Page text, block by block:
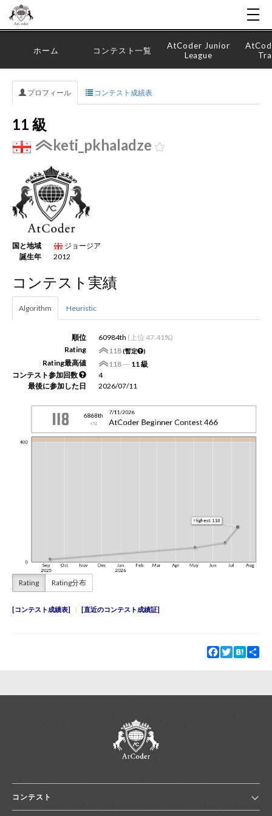
JP EN
ホーム コンテスト一覧
AtCoder Junior
League
プロフィール コンテスト成績表
11 級
keti_pkhaladze
国と地域
ジョージア
誕生年
2012
コンテスト実績
Algorithm Heuristic
順位 60984th (上位 47.41%)
Rating
118(暫定 )
Rating最高値 118― 11 級
コンテスト参加回数
4
最後に参加した日
2026/07/11
Rating Rating分布
コンテスト成績表 直近のコンテスト成績証
Facebook
TwitterHatena
コンテスト